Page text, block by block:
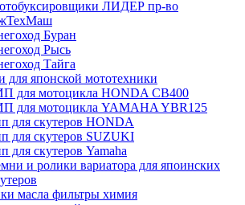
ЛИДЕР пр-во
Буран
Рысь
Тайга
для японской мототехники
для мотоцикла HONDA CB400
для мотоцикла YAMAHA YBR125
для скутеров HONDA
для скутеров SUZUKI
для скутеров Yamaha
и ролики вариатора для япоинских
масла фильтры химия